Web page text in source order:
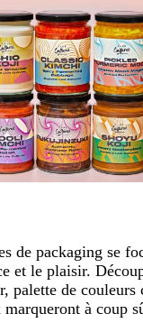
de packaging se
et le plaisir.
palette de
à coup
simplistes
couchant
sélectionnés